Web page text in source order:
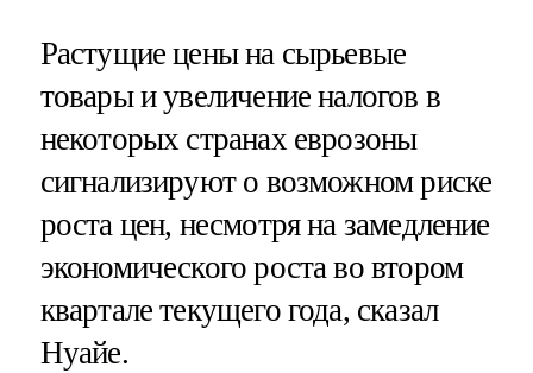
Растущие цены на сырьевые
товары и увеличение налогов в
некоторых странах еврозоны
сигнализируют о возможном риске
роста цен, несмотря на замедление
экономического роста во втором
квартале текущего года, сказал
Нуайе.